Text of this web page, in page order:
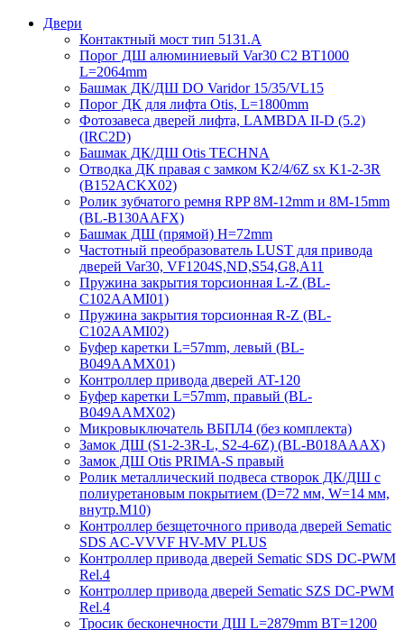
Двери
Контактный мост тип 5131.A
Порог ДШ алюминиевый Var30 C2 BT1000
L=2064mm
Башмак ДК/ДШ DO Varidor 15/35/VL15
Порог ДК для лифта Otis, L=1800mm
Фотозавеса дверей лифта, LAMBDA II-D (5.2)
(IRC2D)
Башмак ДК/ДШ Otis TECHNA
Отводка ДК правая с замком K2/4/6Z sx K1-2-3R
(B152ACKX02)
Ролик зубчатого ремня RPP 8M-12mm и 8M-15mm
(BL-B130AAFX)
Башмак ДШ (прямой) H=72mm
Частотный преобразователь LUST для привода
дверей Var30, VF1204S,ND,S54,G8,A11
Пружина закрытия торсионная L-Z (BL-
C102AAMI01)
Пружина закрытия торсионная R-Z (BL-
C102AAMI02)
Буфер каретки L=57mm, левый (BL-
B049AAMX01)
Контроллер привода дверей AT-120
Буфер каретки L=57mm, правый (BL-
B049AAMX02)
Микровыключатель ВБПЛ4 (без комплекта)
Замок ДШ (S1-2-3R-L, S2-4-6Z) (BL-B018AAAX)
Замок ДШ Otis PRIMA-S правый
Ролик металлический подвеса створок ДК/ДШ с
полиуретановым покрытием (D=72 мм, W=14 мм,
внутр.М10)
Контроллер безщеточного привода дверей Sematiс
SDS AC-VVVF HV-MV PLUS
Контроллер привода дверей Sematic SDS DC-PWM
Rel.4
Контроллер привода дверей Sematic SZS DC-PWM
Rel.4
Тросик бесконечности ДШ L=2879mm BT=1200